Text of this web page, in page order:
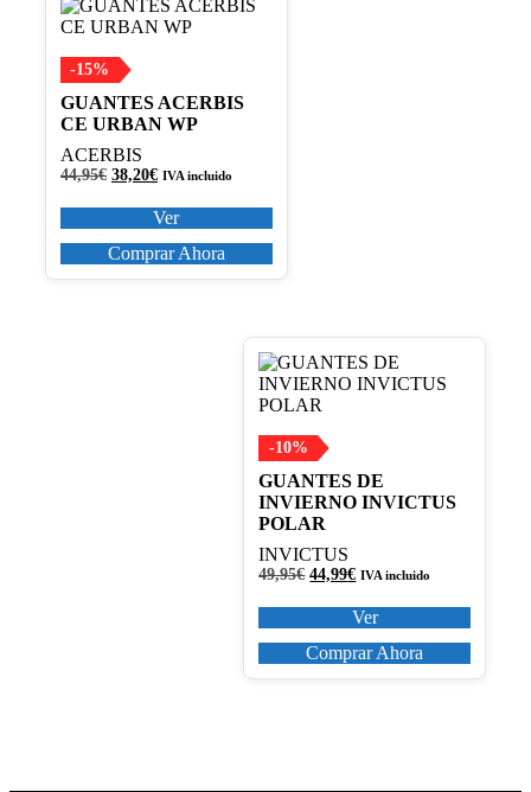
-15%
GUANTES ACERBIS
CE URBAN WP
ACERBIS
44,95€ El
original
era:
44,95€.
38,20€El
actual
es:
38,20€.
IVA incluido
Ver
Este
producto
múltiples
variantes.
Las
opciones
se
pueden
la
página
de
Comprar Ahora
-10%
GUANTES DE
INVIERNO INVICTUS
POLAR
INVICTUS
49,95€ El
original
era:
49,95€.
44,99€El
actual
es:
44,99€.
IVA incluido
Ver
Este
producto
tiene
variantes.
Las
opciones
se
pueden
elegir
en
de
productoComprar Ahora